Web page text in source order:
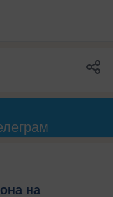
на